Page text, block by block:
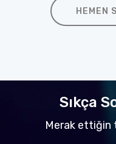
HEMEN
Sıkça
Merak ettiğin